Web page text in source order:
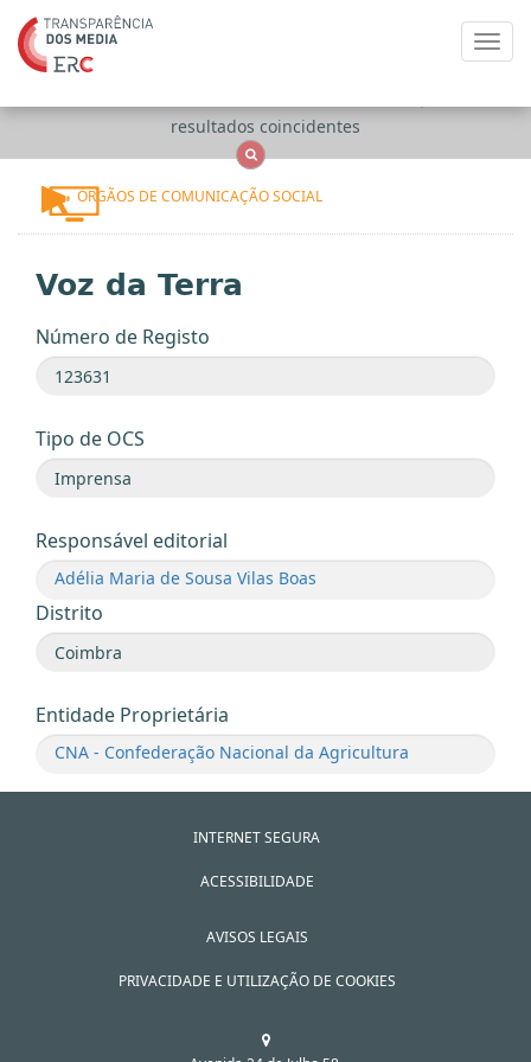
resultados coincidentes
ÓRGÃOS DE COMUNICAÇÃO SOCIAL
Voz da Terra
Número de Registo
Tipo de OCS
Responsável editorial
Adélia Maria de Sousa Vilas Boas
Distrito
Entidade Proprietária
CNA - Confederação Nacional da Agricultura
INTERNET SEGURA
ACESSIBILIDADE
AVISOS LEGAIS
PRIVACIDADE E UTILIZAÇÃO DE COOKIES